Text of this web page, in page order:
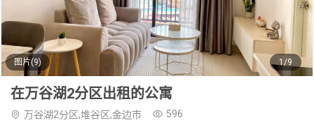
图片(9) 1/9
在万谷湖2分区出租的公寓
万谷湖2分区,堆谷区,金边市 596